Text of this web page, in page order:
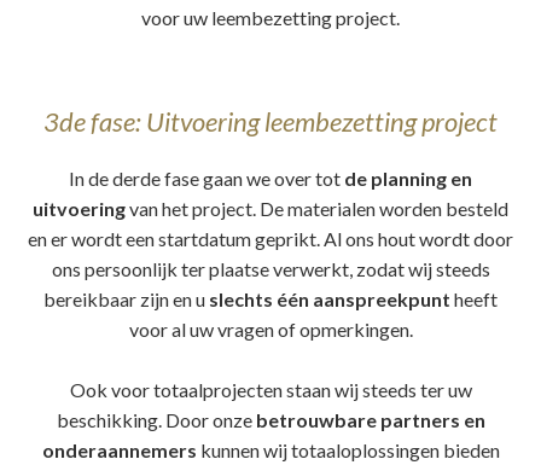
voor uw leembezetting project.
3de fase: Uitvoering leembezetting project
In de derde fase gaan we over tot de planning en
uitvoeringvan het project. De materialen worden besteld
en er wordt een startdatum geprikt. Al ons hout wordt door
ons persoonlijk ter plaatse verwerkt, zodat wij steeds
bereikbaar zijn en u slechts één aanspreekpunt heeft
voor al uw vragen of opmerkingen.
Ook voor totaalprojecten staan wij steeds ter uw
beschikking. Door onze betrouwbare partners en
onderaannemers kunnen wij totaaloplossingen bieden